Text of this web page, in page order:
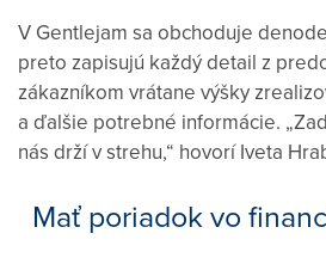
V Gentlejam sa obchoduje
preto zapisujú každý detail z
zákazníkom vrátane výšky
a ďalšie potrebné informácie.
nás drží v strehu,“ hovorí Iveta
Mať poriadok vo